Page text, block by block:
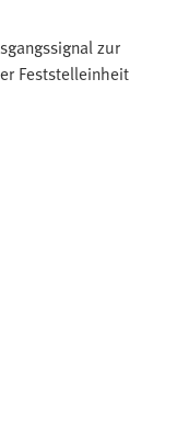
zur
Feststelleinheit